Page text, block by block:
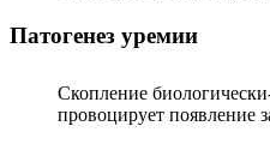
Патогенез уремии
Скопление
провоцирует появление